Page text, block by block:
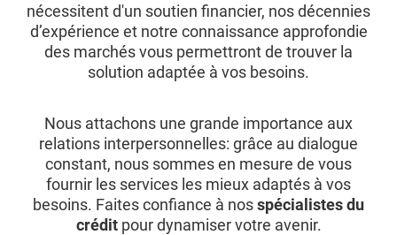
nécessitent d'un soutien financier, nos décennies
d’expérience et notre connaissance approfondie
des marchés vous permettront de trouver la
solution adaptée à vos besoins.
Nous attachons une grande importance aux
relations interpersonnelles: grâce au dialogue
constant, nous sommes en mesure de vous
fournir les services les mieux adaptés à vos
besoins. Faites confiance à nosspécialistes du
créditpour dynamiser votre avenir.